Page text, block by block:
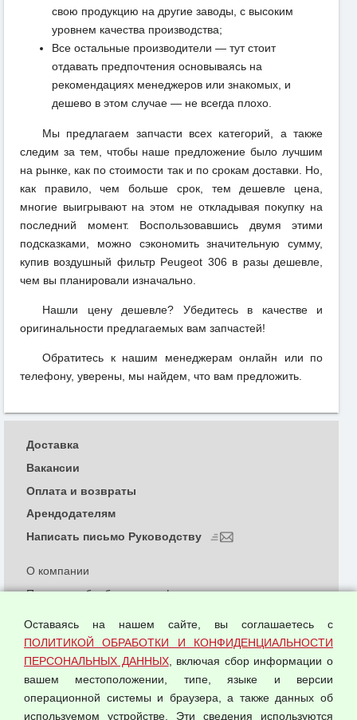
свою продукцию на другие заводы, с высоким
уровнем качества производства;
Все остальные производители — тут стоит
отдавать предпочтения основываясь на
рекомендациях менеджеров или знакомых, и
дешево в этом случае — не всегда плохо.
Мы предлагаем запчасти всех категорий, а также
следим за тем, чтобы наше предложение было лучшим
на рынке, как по стоимости так и по срокам доставки. Но,
как правило, чем больше срок, тем дешевле цена,
многие выигрывают на этом не откладывая покупку на
последний момент. Воспользовавшись двумя этими
подсказками, можно сэкономить значительную сумму,
купив воздушный фильтр Peugeot 306 в разы дешевле,
чем вы планировали изначально.
Нашли цену дешевле? Убедитесь в качестве и
оригинальности предлагаемых вам запчастей!
Обратитесь к нашим менеджерам онлайн или по
телефону, уверены, мы найдем, что вам предложить.
О компании
Политика обработки и конфиденциальности
Согласием на обработку персональных данных
Оферта оптовой купли-продажи
Публичная оферта
Доставка
Вакансии
Оплата и возвраты
Арендодателям
Написать письмо Руководству
Оставаясь на нашем сайте, вы соглашаетесь с
ПОЛИТИКОЙ ОБРАБОТКИ И КОНФИДЕНЦИАЛЬНОСТИ
ПЕРСОНАЛЬНЫХ ДАННЫХ, включая сбор информации о
вашем местоположении, типе, языке и версии
операционной системы и браузера, а также данных об
используемом устройстве. Эти сведения используются